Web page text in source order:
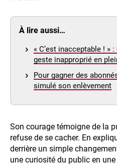
À lire aussi…
« C’est inacceptable ! »
geste inapproprié en
Pour gagner des
simulé son enlèvement
Son courage témoigne de la
refuse de se cacher. En
derrière un simple
une curiosité du public en